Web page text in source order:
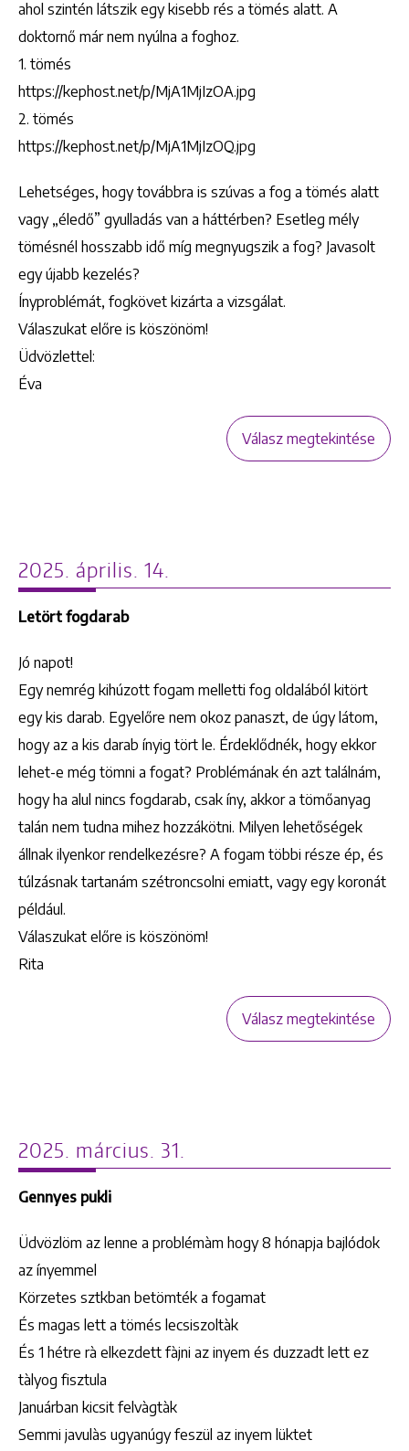
ahol szintén látszik egy kisebb rés a tömés alatt. A
doktornő már nem nyúlna a foghoz.
1. tömés
https://kephost.net/p/MjA1MjIzOA.jpg
2. tömés
https://kephost.net/p/MjA1MjIzOQ.jpg
Lehetséges, hogy továbbra is szúvas a fog a tömés alatt
vagy „éledő” gyulladás van a háttérben? Esetleg mély
tömésnél hosszabb idő míg megnyugszik a fog? Javasolt
egy újabb kezelés?
Ínyproblémát, fogkövet kizárta a vizsgálat.
Válaszukat előre is köszönöm!
Üdvözlettel:
Éva
Válasz megtekintése
2025. április. 14.
Letört fogdarab
Jó napot!
Egy nemrég kihúzott fogam melletti fog oldalából kitört
egy kis darab. Egyelőre nem okoz panaszt, de úgy látom,
hogy az a kis darab ínyig tört le. Érdeklődnék, hogy ekkor
lehet-e még tömni a fogat? Problémának én azt találnám,
hogy ha alul nincs fogdarab, csak íny, akkor a tömőanyag
talán nem tudna mihez hozzákötni. Milyen lehetőségek
állnak ilyenkor rendelkezésre? A fogam többi része ép, és
túlzásnak tartanám szétroncsolni emiatt, vagy egy koronát
például.
Válaszukat előre is köszönöm!
Rita
Válasz megtekintése
2025. március. 31.
Gennyes pukli
Üdvözlöm az lenne a problémàm hogy 8 hónapja bajlódok
az ínyemmel
Körzetes sztkban betömték a fogamat
És magas lett a tömés lecsiszoltàk
És 1 hétre rà elkezdett fàjni az inyem és duzzadt lett ez
tàlyog fisztula
Januárban kicsit felvàgtàk
Semmi javulàs ugyanúgy feszül az inyem lüktet